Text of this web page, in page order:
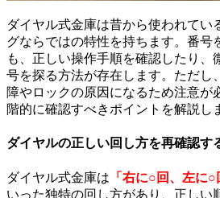
ダイヤル式金庫は昔から使われてい
グならではの特性を持ちます。番号
も、正しい操作手順を確認したり、
号を探る方法が存在します。ただし
障やロックの原因になるため注意が
階的に確認すべきポイントを解説し
ダイヤルの正しい回し方を再確認す
ダイヤル式金庫は 「右に○回、左に
いった独特の回し方があり、正しい